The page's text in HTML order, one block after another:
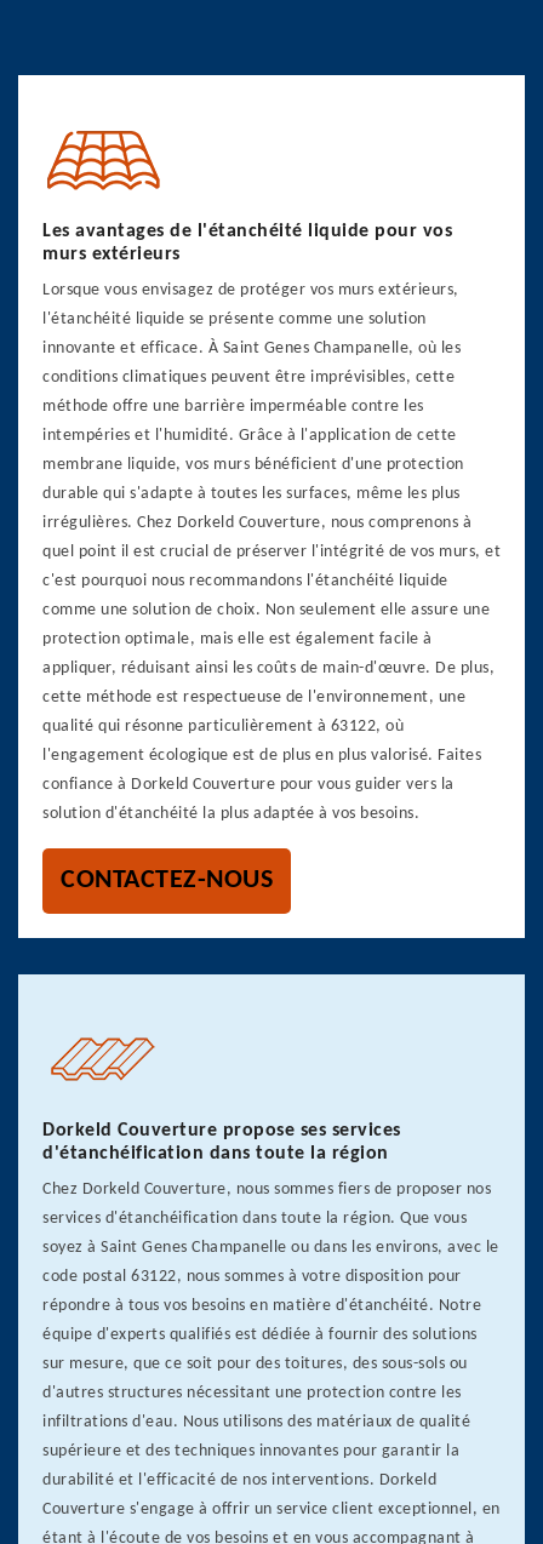
Les avantages de l'étanchéité liquide pour vos
murs extérieurs
Lorsque vous envisagez de protéger vos murs extérieurs,
l'étanchéité liquide se présente comme une solution
innovante et efficace. À Saint Genes Champanelle, où les
conditions climatiques peuvent être imprévisibles, cette
méthode offre une barrière imperméable contre les
intempéries et l'humidité. Grâce à l'application de cette
membrane liquide, vos murs bénéficient d'une protection
durable qui s'adapte à toutes les surfaces, même les plus
irrégulières. Chez Dorkeld Couverture, nous comprenons à
quel point il est crucial de préserver l'intégrité de vos murs, et
c'est pourquoi nous recommandons l'étanchéité liquide
comme une solution de choix. Non seulement elle assure une
protection optimale, mais elle est également facile à
appliquer, réduisant ainsi les coûts de main-d'œuvre. De plus,
cette méthode est respectueuse de l'environnement, une
qualité qui résonne particulièrement à 63122, où
l'engagement écologique est de plus en plus valorisé. Faites
confiance à Dorkeld Couverture pour vous guider vers la
solution d'étanchéité la plus adaptée à vos besoins.
CONTACTEZ-NOUS
Dorkeld Couverture propose ses services
d'étanchéification dans toute la région
Chez Dorkeld Couverture, nous sommes fiers de proposer nos
services d'étanchéification dans toute la région. Que vous
soyez à Saint Genes Champanelle ou dans les environs, avec le
code postal 63122, nous sommes à votre disposition pour
répondre à tous vos besoins en matière d'étanchéité. Notre
équipe d'experts qualifiés est dédiée à fournir des solutions
sur mesure, que ce soit pour des toitures, des sous-sols ou
d'autres structures nécessitant une protection contre les
infiltrations d'eau. Nous utilisons des matériaux de qualité
supérieure et des techniques innovantes pour garantir la
durabilité et l'efficacité de nos interventions. Dorkeld
Couverture s'engage à offrir un service client exceptionnel, en
étant à l'écoute de vos besoins et en vous accompagnant à